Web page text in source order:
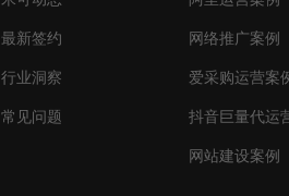
最新签约
行业洞察
常见问题
网络推广案例
爱采购运营案
抖音巨量代运
网站建设案例